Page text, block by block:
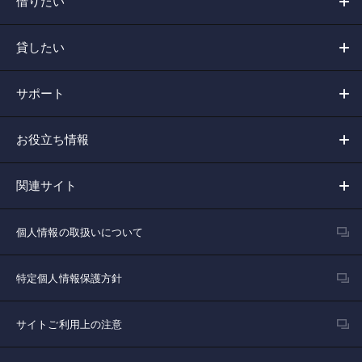
貸したい
サポート
お役立ち情報
関連サイト
個人情報の取扱いについて
特定個人情報保護方針
サイトご利用上の注意